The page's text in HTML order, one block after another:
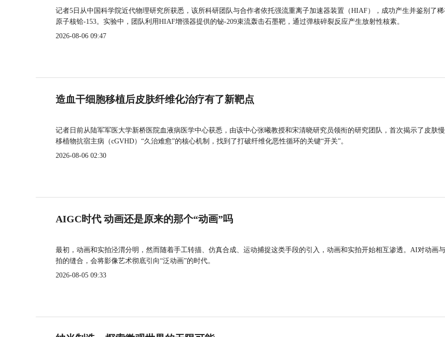
记者5日从中国科学院近代物理研究所获悉，该所科研团队与合作者依托强流重离子加速器装置（HIAF），成功产生并鉴别了
原子核铪-153。实验中，团队利用HIAF增强器提供的铋-209束流轰击石墨靶，通过弹核碎裂反应产生放射性核素。
2026-08-06 09:47
造血干细胞移植后皮肤纤维化治疗有了新靶点
记者日前从陆军军医大学新桥医院血液病医学中心获悉，由该中心张曦教授和宋清晓研究员领衔的研究团队，首次揭示了皮肤
移植物抗宿主病（cGVHD）“久治难愈”的核心机制，找到了打破纤维化恶性循环的关键“开关”。
2026-08-06 02:30
AIGC时代 动画还是原来的那个“动画”吗
最初，动画和实拍泾渭分明，然而随着手工转描、仿真合成、运动捕捉这类手段的引入，动画和实拍开始相互渗透。AI对动画
拍的缝合，会将影像艺术彻底引向“泛动画”的时代。
2026-08-05 09:33